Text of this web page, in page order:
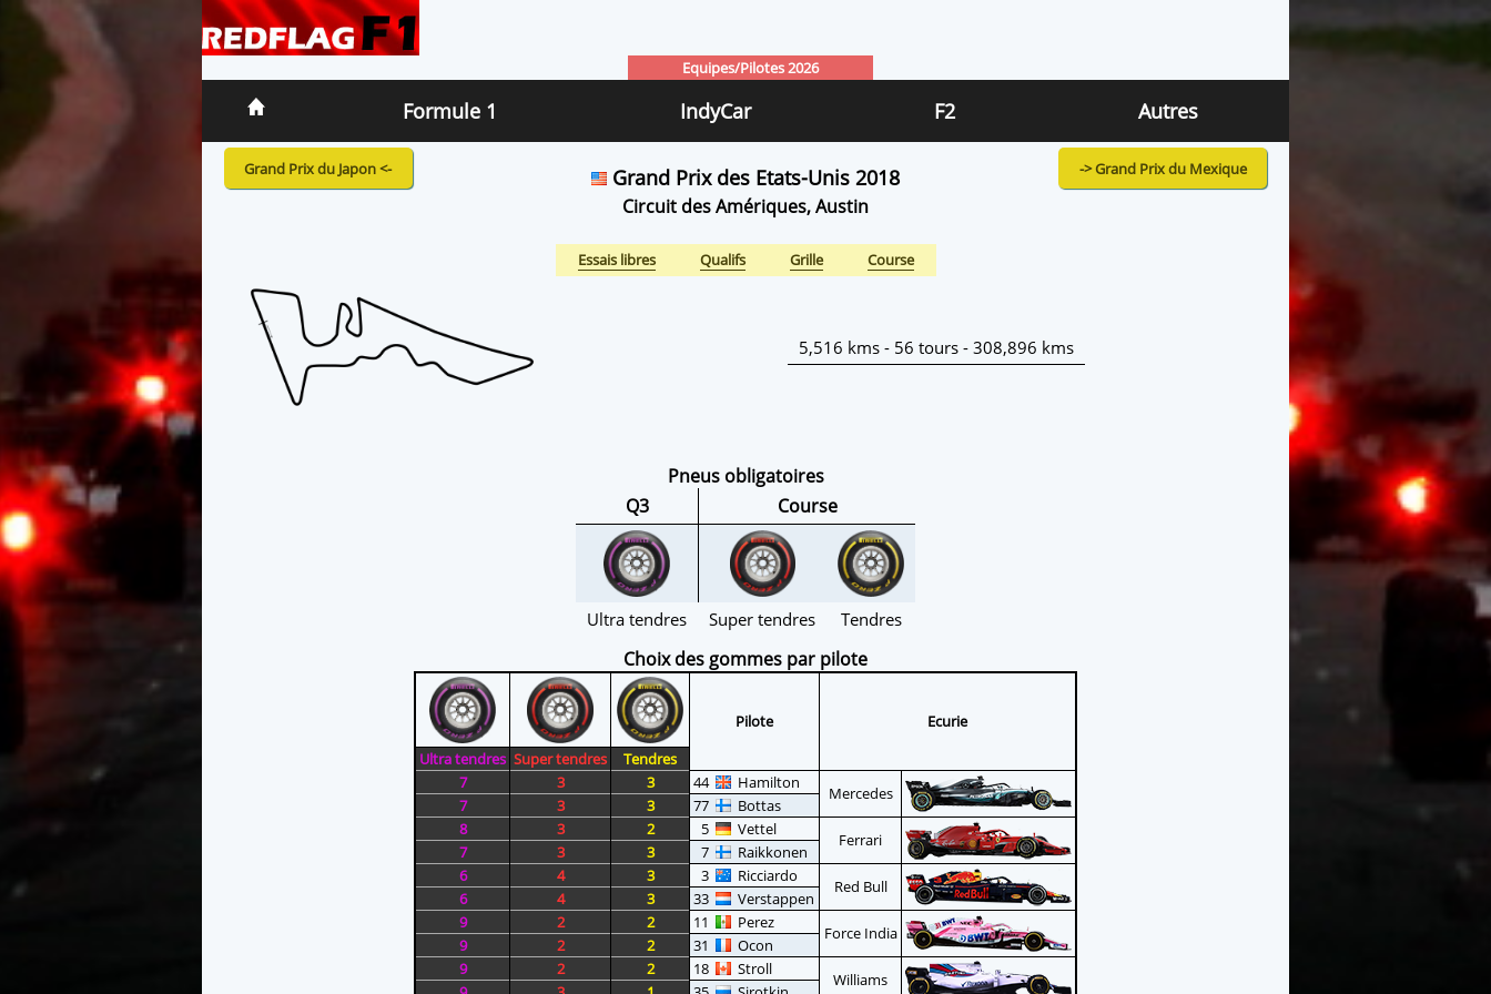
Equipes/Pilotes 2026
Formule 1 IndyCar F2 Autres
Grand Prix du Japon <- -> Grand Prix du Mexique
Grand Prix des Etats-Unis 2018
Circuit des Amériques, Austin
Essais libres Qualifs Grille Course
5,516 kms - 56 tours - 308,896 kms
Pneus obligatoires
Q3
Course
Ultra tendres Super tendres Tendres
Choix des gommes par pilote
Pilote
Ecurie
Ultra tendres Super tendres
Tendres
7
3 3 44 Hamilton
Mercedes
7 3 3 77
Bottas
8
3 2 5 Vettel
Ferrari
7 3 3 7
Raikkonen
6
4 3 3 Ricciardo
Red Bull
6 4 3 33
Verstappen
9
2 2 11 Perez
Force India
9 2 2 31
Ocon
9
2 2 18 Stroll
Williams